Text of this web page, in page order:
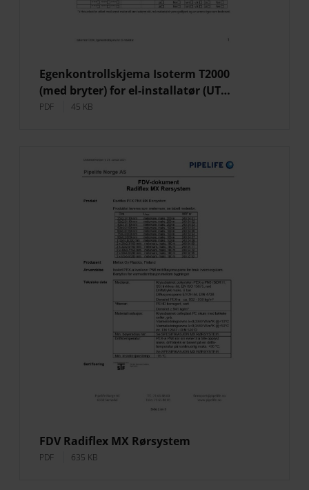
Egenkontrollskjema Isoterm T2000
(med bryter) for el-installatør (UT…
PDF 45 KB
FDV Radiflex MX Rørsystem
PDF 635 KB